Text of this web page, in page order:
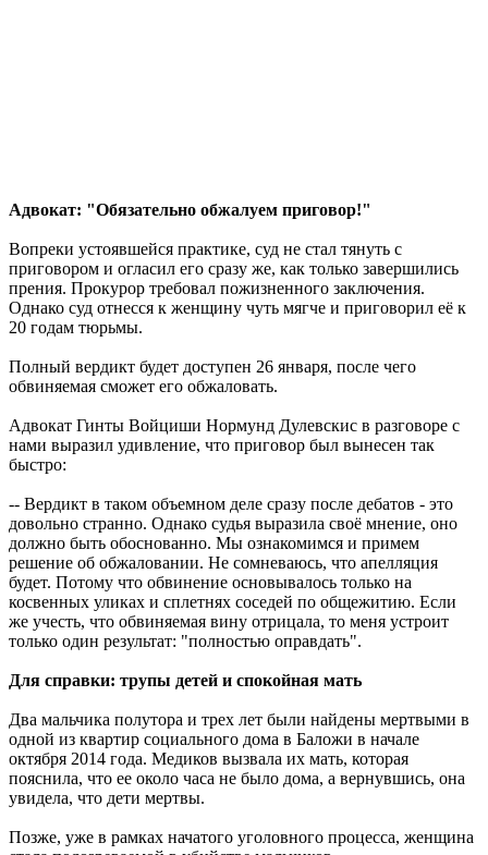
Адвокат: "Обязательно обжалуем приговор!"
Вопреки устоявшейся практике, суд не стал тянуть с
приговором и огласил его сразу же, как только завершились
прения. Прокурор требовал пожизненного заключения.
Однако суд отнесся к женщину чуть мягче и приговорил её к
20 годам тюрьмы.
Полный вердикт будет доступен 26 января, после чего
обвиняемая сможет его обжаловать.
Адвокат Гинты Войциши Нормунд Дулевскис в разговоре с
нами выразил удивление, что приговор был вынесен так
быстро:
-- Вердикт в таком объемном деле сразу после дебатов - это
довольно странно. Однако судья выразила своё мнение, оно
должно быть обоснованно. Мы ознакомимся и примем
решение об обжаловании. Не сомневаюсь, что апелляция
будет. Потому что обвинение основывалось только на
косвенных уликах и сплетнях соседей по общежитию. Если
же учесть, что обвиняемая вину отрицала, то меня устроит
только один результат: "полностью оправдать".
Для справки: трупы детей и спокойная мать
Два мальчика полутора и трех лет были найдены мертвыми в
одной из квартир социального дома в Баложи в начале
октября 2014 года. Медиков вызвала их мать, которая
пояснила, что ее около часа не было дома, а вернувшись, она
увидела, что дети мертвы.
Позже, уже в рамках начатого уголовного процесса, женщина